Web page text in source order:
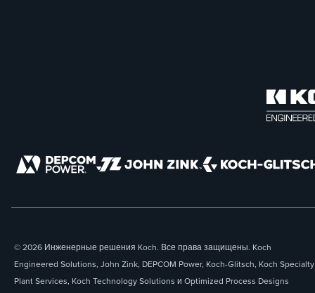
© 2026 Инженерные решения Koch. Все права защищены. Koch
Engineered Solutions, John Zink, DEPCOM Power, Koch-Glitsch, Koch Specialty
Plant Services, Koch Technology Solutions и Optimized Process Designs